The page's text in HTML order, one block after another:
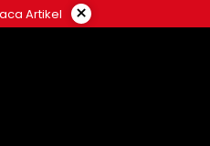
Artikel ×